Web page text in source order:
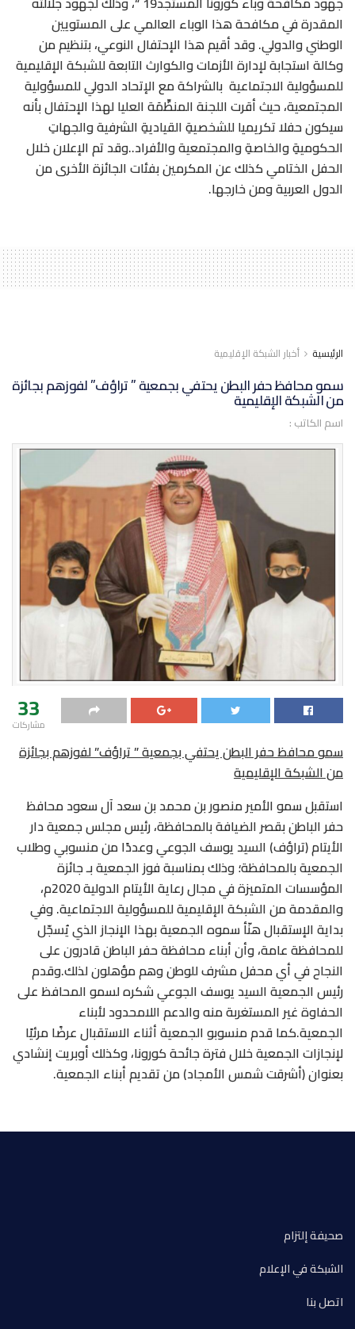
المقدرة في مكافحة هذا الوباء العالمي على المستويين
الوطني والدولي. وقد أقيم هذا الإحتفال النوعي، بتنظيم من
وكالة استجابة لإدارة الأزمات والكوارث التابعة للشبكة الإقليمية
للمسؤولية الاجتماعية بالشراكة مع الإتحاد الدولي للمسؤولية
المجتمعية، حيث أقرت اللجنة المنظِّمَة العليا لهذا الإحتفال بأنه
سيكون حفلا تكريميا للشخصيةِ القياديةِ الشرفية والجهاتِ
الحكوميةِ والخاصةِ والمجتمعية والأفراد..وقد تم الإعلان خلال
الحفل الختامي كذلك عن المكرمين بفئات الجائزة الأخرى من
الدول العربية ومن خارجها.
الرئيسية أخبار الشبكة الإقليمية
سمو محافظ حفر البطن يحتفي بجمعية ” تراؤف” لفوزهم بجائزة
من الشبكة الإقليمية
اسم الكاتب :
33
مشاركات
سمو محافظ حفر البطن يحتفي بجمعية ” تراؤف” لفوزهم بجائزة
من الشبكة الإقليمية
استقبل سمو الأمير منصور بن محمد بن سعد آل سعود محافظ
حفر الباطن بقصر الضيافة بالمحافظة، رئيس مجلس جمعية دار
الأيتام (تراؤف) السيد يوسف الجوعي وعددًا من منسوبي وطلاب
الجمعية بالمحافظة؛ وذلك بمناسبة فوز الجمعية بـ جائزة
المؤسسات المتميزة في مجال رعاية الأيتام الدولية 2020م،
والمقدمة من الشبكة الإقليمية للمسؤولية الاجتماعية. وفي
بداية الإستقبال هنّأ سموه الجمعية بهذا الإنجاز الذي يُسجّل
للمحافظة عامة، وأن أبناء محافظة حفر الباطن قادرون على
النجاح في أي محفل مشرف للوطن وهم مؤهلون لذلك.وقدم
رئيس الجمعية السيد يوسف الجوعي شكره لسمو المحافظ على
الحفاوة غير المستغربة منه والدعم اللامحدود لأبناء
الجمعية.كما قدم منسوبو الجمعية أثناء الاستقبال عرضًا مرئيًا
لإنجازات الجمعية خلال فترة جائحة كورونا، وكذلك أوبريت إنشادي
بعنوان (أشرقت شمس الأمجاد) من تقديم أبناء الجمعية.
صحيفة إلتزام
الشبكة في الإعلام
اتصل بنا